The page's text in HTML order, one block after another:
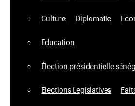
Culture Diplomatie
Education
Élection présidentielle
Elections Legislatives